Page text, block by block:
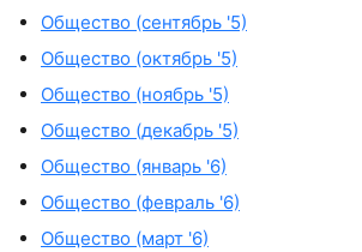
Общество (сентябрь '5)
Общество (октябрь '5)
Общество (ноябрь '5)
Общество (декабрь '5)
Общество (январь '6)
Общество (февраль '6)
Общество (март '6)